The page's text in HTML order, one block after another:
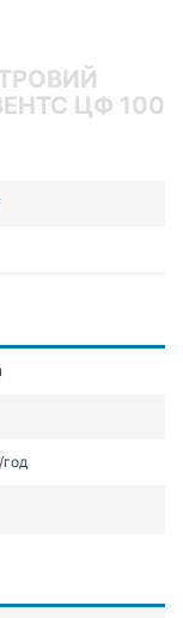
ЦФ 100